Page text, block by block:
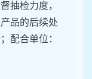
抽检力度，
品的后续处
配合单位：